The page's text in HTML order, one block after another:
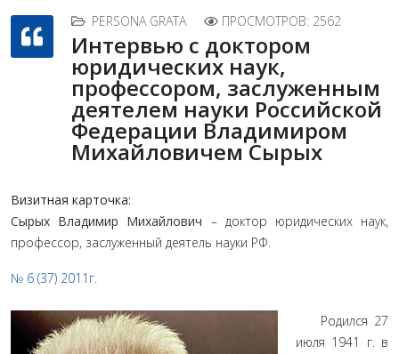
PERSONA GRATA ПРОСМОТРОВ: 2562
Интервью с доктором
юридических наук,
профессором, заслуженным
деятелем науки Российской
Федерации Владимиром
Михайловичем Сырых
Визитная карточка:
Сырых Владимир Михайлович – доктор юридических наук,
профессор, заслуженный деятель науки РФ.
№ 6 (37) 2011г.
Родился 27
июля 1941 г. в